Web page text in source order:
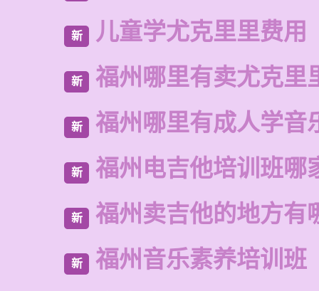
新 儿童学尤克里里费用
新 福州哪里有卖尤克里
新 福州哪里有成人学音
新 福州电吉他培训班哪
新 福州卖吉他的地方有
新 福州音乐素养培训班